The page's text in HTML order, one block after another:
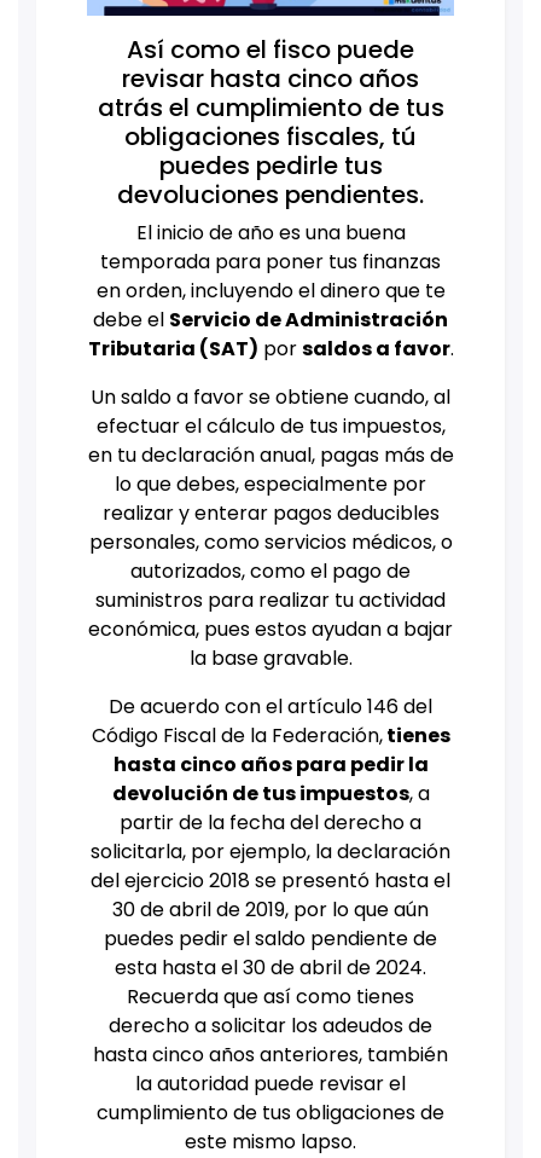
Así como el fisco puede
revisar hasta cinco años
atrás el cumplimiento de tus
obligaciones fiscales, tú
puedes pedirle tus
devoluciones pendientes.
El inicio de año es una buena
temporada para poner tus finanzas
en orden, incluyendo el dinero que te
debe el Servicio de Administración
Tributaria (SAT) porsaldos a favor.
Un saldo a favor se obtiene cuando, al
efectuar el cálculo de tus impuestos,
en tu declaración anual, pagas más de
lo que debes, especialmente por
realizar y enterar pagos deducibles
personales, como servicios médicos, o
autorizados, como el pago de
suministros para realizar tu actividad
económica, pues estos ayudan a bajar
la base gravable.
De acuerdo con el artículo 146 del
Código Fiscal de la Federación,tienes
hasta cinco años para pedir la
devolución de tus impuestos, a
partir de la fecha del derecho a
solicitarla, por ejemplo, la declaración
del ejercicio 2018 se presentó hasta el
30 de abril de 2019, por lo que aún
puedes pedir el saldo pendiente de
esta hasta el 30 de abril de 2024.
Recuerda que así como tienes
derecho a solicitar los adeudos de
hasta cinco años anteriores, también
la autoridad puede revisar el
cumplimiento de tus obligaciones de
este mismo lapso.